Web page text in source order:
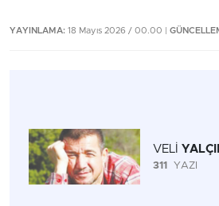
YAYINLAMA: 18 Mayıs 2026 / 00.00 |
VELİ
311 YAZI